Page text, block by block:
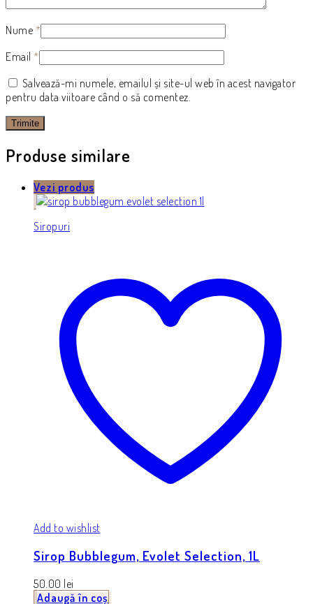
Nume *
Email *
Salvează-mi numele, emailul și site-ul web în acest navigator
pentru data viitoare când o să comentez.
Produse similare
Vezi produs
Siropuri
Add to wishlist
Sirop Bubblegum, Evolet Selection, 1L
50.00 lei
Adaugă în coș